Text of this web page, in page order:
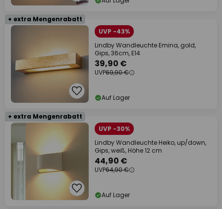
+ extra Mengenrabatt
UVP -43%
Lindby Wandleuchte Emina, gold,
Gips, 36cm, E14
39,90 €
UVP69,90 €
Auf Lager
+ extra Mengenrabatt
UVP -30%
Lindby Wandleuchte Heiko, up/down,
Gips, weiß, Höhe 12 cm
44,90 €
UVP64,90 €
Auf Lager